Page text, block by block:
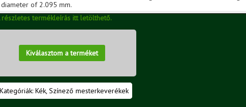
diameter of 2.095 mm.
részletes termékleírás itt letölthető.
Kiválasztom a terméket
Kategóriák: Kék, Színező mesterkeverékek